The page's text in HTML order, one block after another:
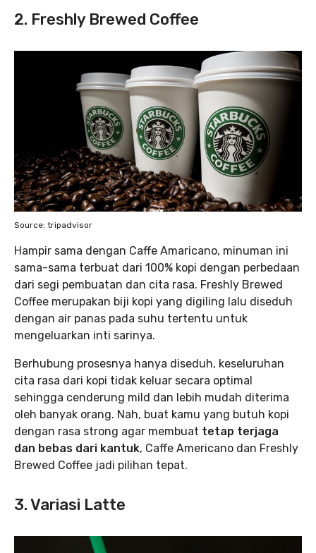
2. Freshly Brewed Coffee
Source: tripadvisor
Hampir sama dengan Caffe Amaricano, minuman ini
sama-sama terbuat dari 100% kopi dengan perbedaan
dari segi pembuatan dan cita rasa. Freshly Brewed
Coffee merupakan biji kopi yang digiling lalu diseduh
dengan air panas pada suhu tertentu untuk
mengeluarkan inti sarinya.
Berhubung prosesnya hanya diseduh, keseluruhan
cita rasa dari kopi tidak keluar secara optimal
sehingga cenderung mild dan lebih mudah diterima
oleh banyak orang. Nah, buat kamu yang butuh kopi
dengan rasa strong agar membuat tetap terjaga
dan bebas dari kantuk, Caffe Americano dan Freshly
Brewed Coffee jadi pilihan tepat.
3. Variasi Latte